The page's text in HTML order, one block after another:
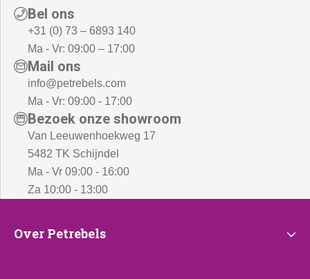
Bel ons
+31 (0) 73 – 6893 140
Ma - Vr: 09:00 – 17:00
Mail ons
info@petrebels.com
Ma - Vr: 09:00 - 17:00
Bezoek onze showroom
Van Leeuwenhoekweg 17
5482 TK Schijndel
Ma - Vr 09:00 - 16:00
Za 10:00 - 13:00
Over
Over Petrebels